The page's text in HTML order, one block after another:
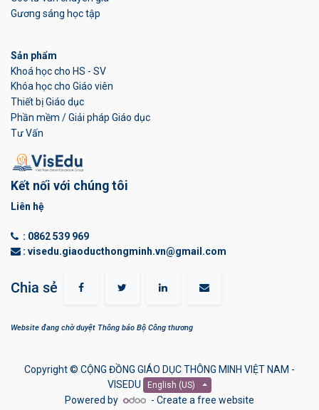
Gương sáng học tập
Sản phẩm
Khoá học cho HS - SV
Khóa học cho Giáo viên
Thiết bị Giáo dục
Phần mềm / Giải pháp Giáo dục
Tư Vấn
Kết nối với chúng tôi
Liên hệ
: 0862 539 969
: visedu.giaoducthongminh.vn@gmail.com
Chia sẻ
Website đang chờ duyệt Thông báo Bộ Công thương
Copyright © CỘNG ĐỒNG GIÁO DỤC THÔNG MINH VIỆT NAM -
VISEDU
English (US)
Powered by - Create afree website